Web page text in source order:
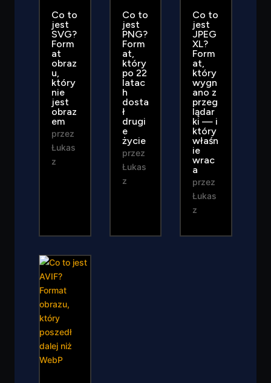
Co to
jest
SVG?
Form
at
obraz
u,
który
nie
jest
obraz
em
przez
Łukas
z
Co to
jest
PNG?
Form
at,
który
po 22
latac
h
dosta
ł
drugi
e
życie
przez
Łukas
z
Co to
jest
JPEG
XL?
Form
at,
który
wygn
ano z
przeg
lądar
ki — i
który
właśn
ie
wrac
a
przez
Łukas
z